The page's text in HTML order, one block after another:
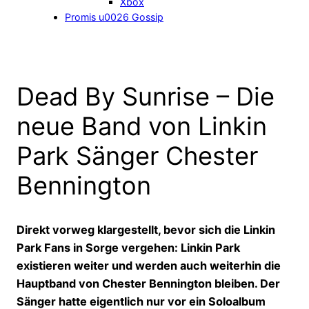
Promis u0026 Gossip
Dead By Sunrise – Die
neue Band von Linkin
Park Sänger Chester
Bennington
Direkt vorweg klargestellt, bevor sich die Linkin
Park Fans in Sorge vergehen: Linkin Park
existieren weiter und werden auch weiterhin die
Hauptband von Chester Bennington bleiben. Der
Sänger hatte eigentlich nur vor ein Soloalbum